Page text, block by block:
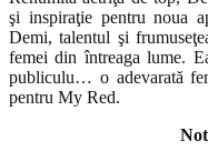
şi inspiraţie pentru noua
Demi, talentul şi
femei din întreaga lume.
publiculu… o adevarată
pentru My Red.